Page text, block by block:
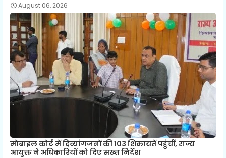
August 06, 2026
मोबाइल कोर्ट में दिव्यांगजनों की 103 शिकायतें पहुंचीं, राज्य
आयुक्त ने अधिकारियों को दिए सख्त निर्देश